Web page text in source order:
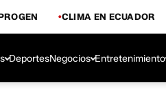
CLIMA EN ECUADOR
DeportesNegocios Entretenimiento